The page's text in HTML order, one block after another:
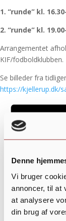
Denne
Vi bruger
annoncer, til at
at analysere
din brug af
1. “runde” kl.
2. “runde” kl.
Arrangementet
KIF/fodboldklubben.
Se billeder fra
https://kjellerup.dk/